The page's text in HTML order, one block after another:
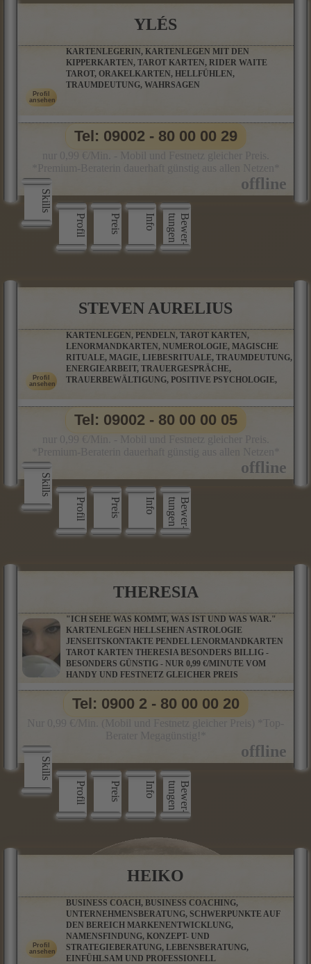
YLÉS
KARTENLEGERIN, KARTENLEGEN MIT DEN
KIPPERKARTEN, TAROT KARTEN, RIDER WAITE
TAROT, ORAKELKARTEN, HELLFÜHLEN,
TRAUMDEUTUNG, WAHRSAGEN
Skills
Profil
Preis Info B
e
w
e
r
­
t
u
n
g
e
n
Tel: 09002 - 80 00 00 29
STEVEN AURELIUS
KARTENLEGEN, PENDELN, TAROT KARTEN,
LENORMANDKARTEN, NUMEROLOGIE, MAGISCHE
RITUALE, MAGIE, LIEBESRITUALE, TRAUMDEUTUNG,
ENERGIEARBEIT, TRAUERGESPRÄCHE,
TRAUERBEWÄLTIGUNG, POSITIVE PSYCHOLOGIE,
Skills
Profil
Preis Info B
e
w
e
r
­
t
u
n
g
e
n
Tel: 09002 - 80 00 00 05
THERESIA
"ICH SEHE WAS KOMMT, WAS IST UND WAS WAR."
KARTENLEGEN HELLSEHEN ASTROLOGIE
JENSEITSKONTAKTE PENDEL LENORMANDKARTEN
TAROT KARTEN THERESIA BESONDERS BILLIG -
BESONDERS GÜNSTIG - NUR 0,99 €/MINUTE VOM
HANDY UND FESTNETZ GLEICHER PREIS
Skills
Profil
Preis Info B
e
w
e
r
­
t
u
n
g
e
n
Tel: 0900 2 - 80 00 00 20
HEIKO
BUSINESS COACH, BUSINESS COACHING,
UNTERNEHMENSBERATUNG, SCHWERPUNKTE AUF
DEN BEREICH MARKENENTWICKLUNG,
NAMENSFINDUNG, KONZEPT- UND
STRATEGIEBERATUNG, LEBENSBERATUNG,
EINFÜHLSAM UND PROFESSIONELL